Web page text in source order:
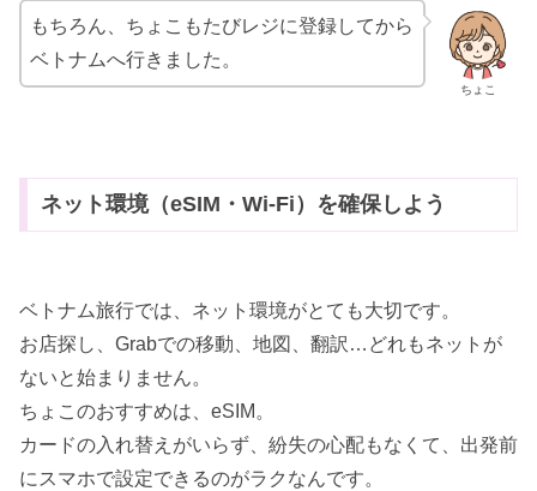
ちょこ
もちろん、ちょこもたびレジに登録してから
ベトナムへ行きました。
ネット環境（eSIM・Wi-Fi）を確保しよう
ベトナム旅行では、ネット環境がとても大切です。
お店探し、Grabでの移動、地図、翻訳…どれもネットが
ないと始まりません。
ちょこのおすすめは、eSIM。
カードの入れ替えがいらず、紛失の心配もなくて、出発前
にスマホで設定できるのがラクなんです。